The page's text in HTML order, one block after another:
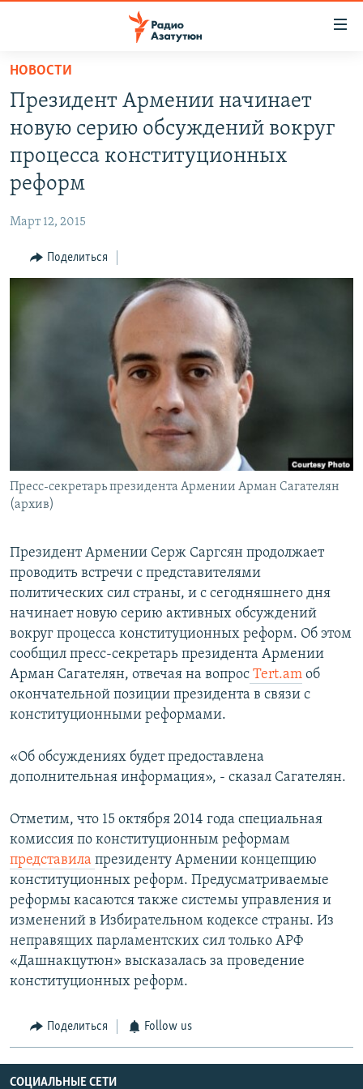
Перейти
основному
содержанию
Перейти
основной
Перейти
поиску
НОВОСТИ
ПОЛИТИКА
ОБЩЕСТВО
РЕГИОН
НАГОРНЫЙ КАРАБАХ
КУЛЬТУРА
Все сайты Радио Азатутюн
НОВОСТИ
Президент Армении начинает
новую серию обсуждений вокруг
процесса конституционных
реформ
Март 12, 2015
Поделиться
Пресс-секретарь президента Армении Арман Сагателян
(архив)
Президент Армении Серж Саргсян продолжает
проводить встречи с представителями
политических сил страны, и с сегодняшнего дня
начинает новую серию активных обсуждений
вокруг процесса конституционных реформ. Об этом
сообщил пресс-секретарь президента Армении
Арман Сагателян, отвечая на вопрос Tert.am об
окончательной позиции президента в связи с
конституционными реформами.
«Об обсуждениях будет предоставлена
дополнительная информация», - сказал Сагателян.
Отметим, что 15 октября 2014 года специальная
комиссия по конституционным реформам
представила президенту Армении концепцию
конституционных реформ. Предусматриваемые
реформы касаются также системы управления и
изменений в Избирательном кодексе страны. Из
неправящих парламентских сил только АРФ
«Дашнакцутюн» высказалась за проведение
конституционных реформ.
Поделиться Follow us
СОЦИАЛЬНЫЕ СЕТИ